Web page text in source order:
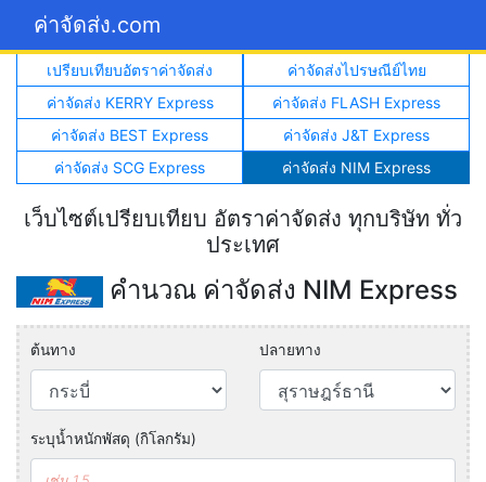
ค่าจัดส่ง.com
เปรียบเทียบอัตราค่าจัดส่ง
ค่าจัดส่งไปรษณีย์ไทย
ค่าจัดส่ง KERRY Express
ค่าจัดส่ง FLASH Express
ค่าจัดส่ง BEST Express
ค่าจัดส่ง J&T Express
ค่าจัดส่ง SCG Express
ค่าจัดส่ง NIM Express
เว็บไซต์เปรียบเทียบ อัตราค่าจัดส่ง ทุกบริษัท ทั่ว
ประเทศ
คำนวณ ค่าจัดส่ง NIM Express
ต้นทาง ปลายทาง
ระบุน้ำหนักพัสดุ (กิโลกรัม)